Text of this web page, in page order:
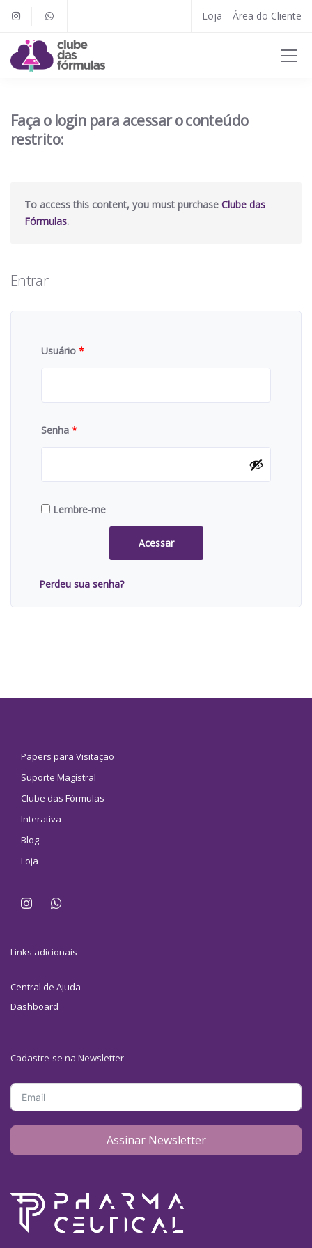
Loja Área do Cliente
Faça o login para acessar o conteúdo
restrito:
To access this content, you must purchase Clube das
Fórmulas.
Entrar
Usuário *
Senha *
Lembre-me
Acessar
Perdeu sua senha?
Papers para Visitação
Suporte Magistral
Clube das Fórmulas
Interativa
Blog
Loja
Links adicionais
Central de Ajuda
Dashboard
Cadastre-se na Newsletter
Assinar Newsletter